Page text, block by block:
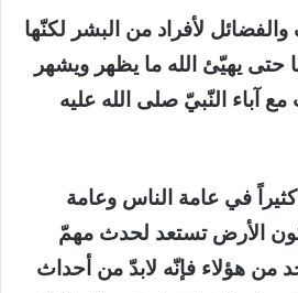
لأفراد من البشر لكنّها
حتى يهيّئ الله ما يظهر ويشهر
آباء النّبيّ صلى الله عليه
كثيراً في عامة الناس وعامة
الأرض تستعد لحدث مهمّ
من هؤلاء فإنّه لابدّ من أحداث